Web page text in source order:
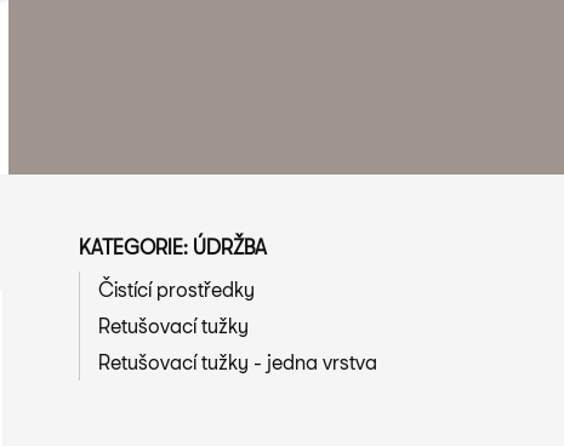
KATEGORIE: ÚDRŽBA
Čistící prostředky
Retušovací tužky
Retušovací tužky - jedna vrstva